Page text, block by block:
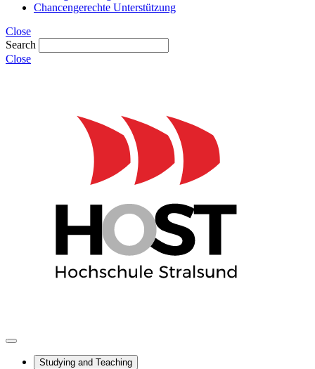
Chancengerechte Unterstützung
Close
Search
Close
Studying and Teaching